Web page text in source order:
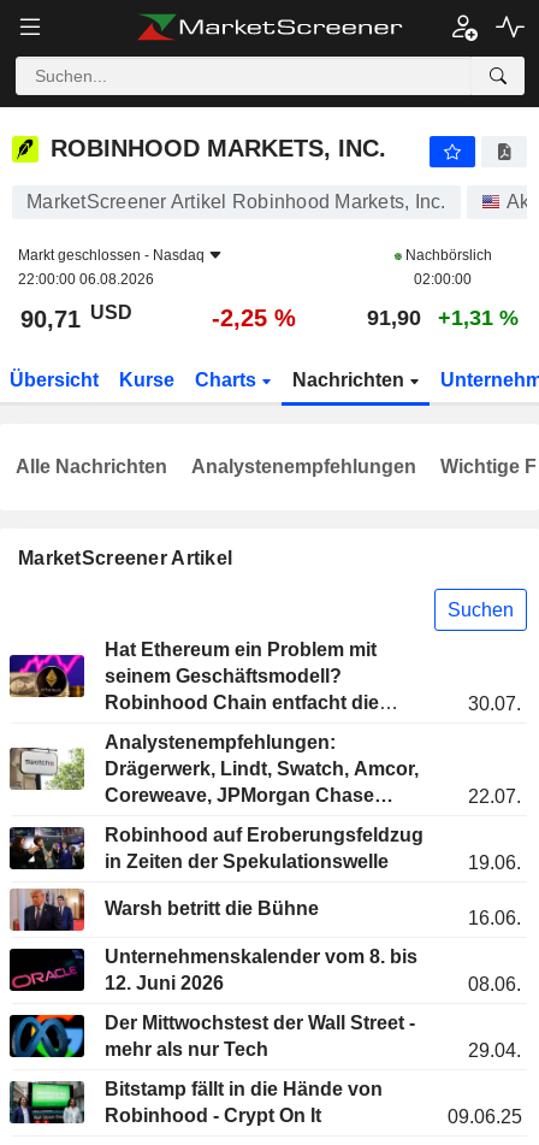
ROBINHOOD MARKETS, INC.
ROBINHOOD MARKETS, INC.
MarketScreener Artikel Robinhood Markets, Inc.
Markt geschlossen - Nasdaq
22:00:00 06.08.2026
Nachbörslich
02:00:00
90,71 USD -2,25 % 91,90 +1,31 %
Übersicht Kurse Charts Nachrichten
MarketScreener Artikel
Suchen
Hat Ethereum ein Problem mit
seinem Geschäftsmodell?
Robinhood Chain entfacht die
30.07.
Analystenempfehlungen:
Drägerwerk, Lindt, Swatch, Amcor,
Coreweave, JPMorgan Chase…
22.07.
Robinhood auf Eroberungsfeldzug
in Zeiten der Spekulationswelle
19.06.
Warsh betritt die Bühne
16.06.
Unternehmenskalender vom 8. bis
12. Juni 2026
08.06.
Der Mittwochstest der Wall Street -
mehr als nur Tech
29.04.
Bitstamp fällt in die Hände von
Robinhood - Crypt On It
09.06.25
Alle Nachrichten Analystenempfehlungen Wichtige